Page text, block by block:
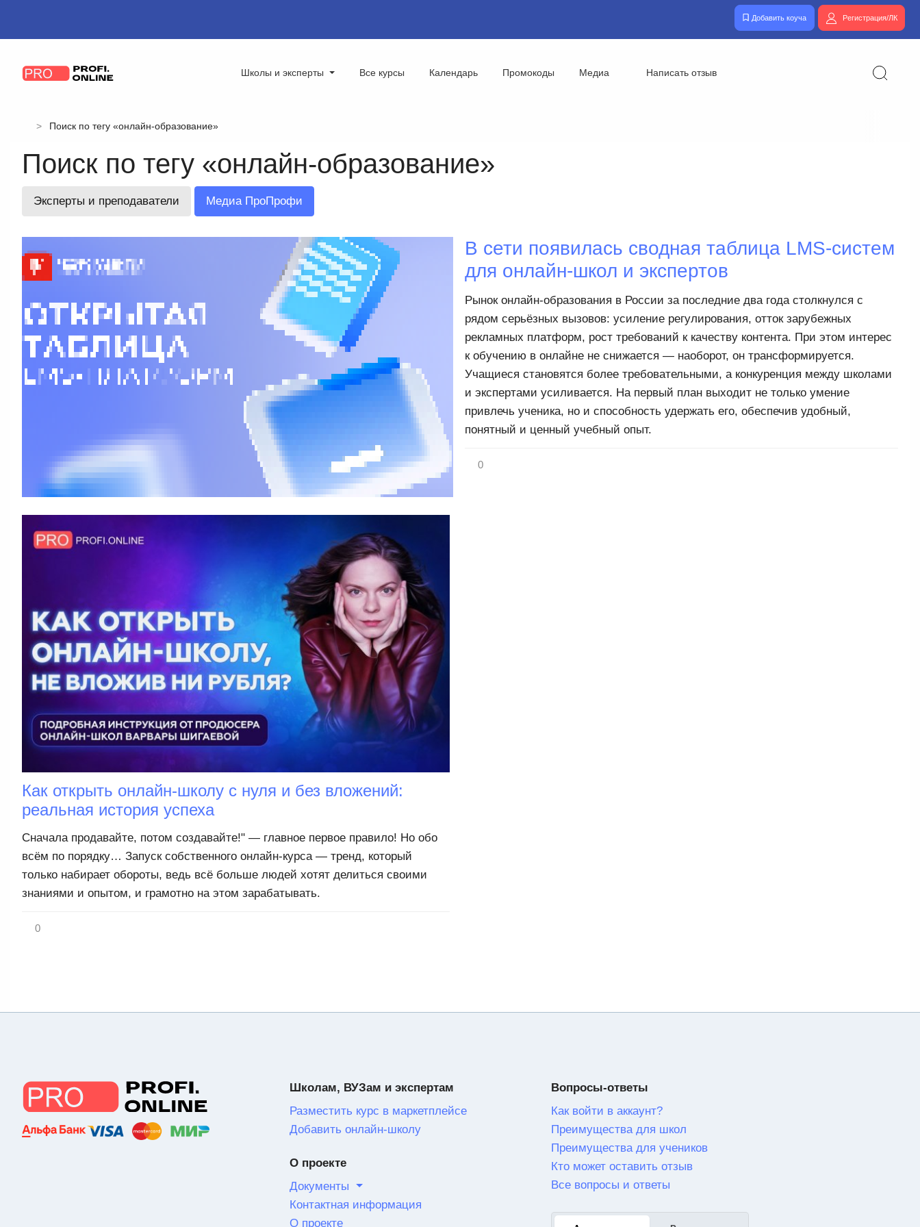
Добавить коуча Регистрация/ЛК
Школы и эксперты Все курсы Календарь Промокоды Медиа Написать отзыв
Поиск по тегу «онлайн-образование»
Поиск по тегу «онлайн-образование»
Эксперты и преподаватели Медиа ПроПрофи
В сети появилась сводная таблица LMS-систем
для онлайн-школ и экспертов
Рынок онлайн‑образования в России за последние два года столкнулся с
рядом серьёзных вызовов: усиление регулирования, отток зарубежных
рекламных платформ, рост требований к качеству контента. При этом интерес
к обучению в онлайне не снижается — наоборот, он трансформируется.
Учащиеся становятся более требовательными, а конкуренция между школами
и экспертами усиливается. На первый план выходит не только умение
привлечь ученика, но и способность удержать его, обеспечив удобный,
понятный и ценный учебный опыт.
0
Как открыть онлайн-школу с нуля и без вложений:
реальная история успеха
Сначала продавайте, потом создавайте!" — главное первое правило! Но обо
всём по порядку… Запуск собственного онлайн-курса — тренд, который
только набирает обороты, ведь всё больше людей хотят делиться своими
знаниями и опытом, и грамотно на этом зарабатывать.
0
Школам, ВУЗам и экспертам
Разместить курс в маркетплейсе
Добавить онлайн-школу
О проекте
Документы
Контактная информация
О проекте
Вопросы-ответы
Как войти в аккаунт?
Преимущества для школ
Преимущества для учеников
Кто может оставить отзыв
Все вопросы и ответы